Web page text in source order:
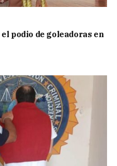
podio de goleadoras en